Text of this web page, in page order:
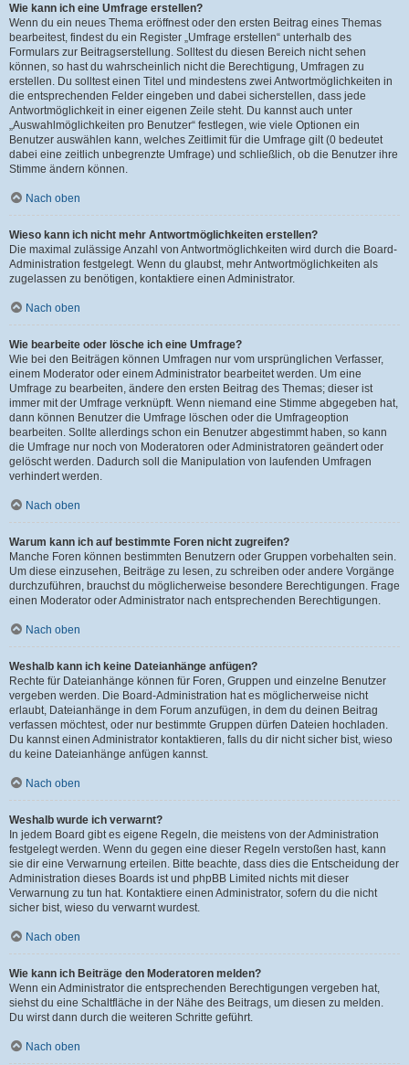
Wie kann ich eine Umfrage erstellen?
Wenn du ein neues Thema eröffnest oder den ersten Beitrag eines Themas
bearbeitest, findest du ein Register „Umfrage erstellen“ unterhalb des
Formulars zur Beitragserstellung. Solltest du diesen Bereich nicht sehen
können, so hast du wahrscheinlich nicht die Berechtigung, Umfragen zu
erstellen. Du solltest einen Titel und mindestens zwei Antwortmöglichkeiten in
die entsprechenden Felder eingeben und dabei sicherstellen, dass jede
Antwortmöglichkeit in einer eigenen Zeile steht. Du kannst auch unter
„Auswahlmöglichkeiten pro Benutzer“ festlegen, wie viele Optionen ein
Benutzer auswählen kann, welches Zeitlimit für die Umfrage gilt (0 bedeutet
dabei eine zeitlich unbegrenzte Umfrage) und schließlich, ob die Benutzer ihre
Stimme ändern können.
Nach oben
Wieso kann ich nicht mehr Antwortmöglichkeiten erstellen?
Die maximal zulässige Anzahl von Antwortmöglichkeiten wird durch die Board-
Administration festgelegt. Wenn du glaubst, mehr Antwortmöglichkeiten als
zugelassen zu benötigen, kontaktiere einen Administrator.
Nach oben
Wie bearbeite oder lösche ich eine Umfrage?
Wie bei den Beiträgen können Umfragen nur vom ursprünglichen Verfasser,
einem Moderator oder einem Administrator bearbeitet werden. Um eine
Umfrage zu bearbeiten, ändere den ersten Beitrag des Themas; dieser ist
immer mit der Umfrage verknüpft. Wenn niemand eine Stimme abgegeben hat,
dann können Benutzer die Umfrage löschen oder die Umfrageoption
bearbeiten. Sollte allerdings schon ein Benutzer abgestimmt haben, so kann
die Umfrage nur noch von Moderatoren oder Administratoren geändert oder
gelöscht werden. Dadurch soll die Manipulation von laufenden Umfragen
verhindert werden.
Nach oben
Warum kann ich auf bestimmte Foren nicht zugreifen?
Manche Foren können bestimmten Benutzern oder Gruppen vorbehalten sein.
Um diese einzusehen, Beiträge zu lesen, zu schreiben oder andere Vorgänge
durchzuführen, brauchst du möglicherweise besondere Berechtigungen. Frage
einen Moderator oder Administrator nach entsprechenden Berechtigungen.
Nach oben
Weshalb kann ich keine Dateianhänge anfügen?
Rechte für Dateianhänge können für Foren, Gruppen und einzelne Benutzer
vergeben werden. Die Board-Administration hat es möglicherweise nicht
erlaubt, Dateianhänge in dem Forum anzufügen, in dem du deinen Beitrag
verfassen möchtest, oder nur bestimmte Gruppen dürfen Dateien hochladen.
Du kannst einen Administrator kontaktieren, falls du dir nicht sicher bist, wieso
du keine Dateianhänge anfügen kannst.
Nach oben
Weshalb wurde ich verwarnt?
In jedem Board gibt es eigene Regeln, die meistens von der Administration
festgelegt werden. Wenn du gegen eine dieser Regeln verstoßen hast, kann
sie dir eine Verwarnung erteilen. Bitte beachte, dass dies die Entscheidung der
Administration dieses Boards ist und phpBB Limited nichts mit dieser
Verwarnung zu tun hat. Kontaktiere einen Administrator, sofern du die nicht
sicher bist, wieso du verwarnt wurdest.
Nach oben
Wie kann ich Beiträge den Moderatoren melden?
Wenn ein Administrator die entsprechenden Berechtigungen vergeben hat,
siehst du eine Schaltfläche in der Nähe des Beitrags, um diesen zu melden.
Du wirst dann durch die weiteren Schritte geführt.
Nach oben